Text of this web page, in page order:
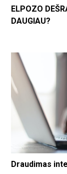
ELPOZO
DAUGIAU?
Draudimas